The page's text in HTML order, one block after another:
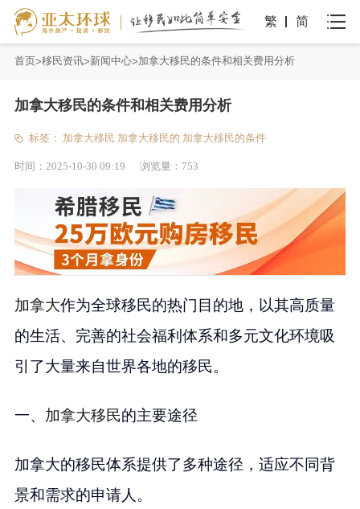
繁 简
首页 移民资讯 新闻中心 加拿大移民的条件和相关费用分析
加拿大移民的条件和相关费用分析
标签： 加拿大移民 加拿大移民的 加拿大移民的条件
时间： 2025-10-30 09:19 浏览量： 753
加拿大作为全球移民的热门目的地，以其高质量
的生活、完善的社会福利体系和多元文化环境吸
引了大量来自世界各地的移民。
一、 加拿大移民的主要途径
加拿大的移民体系提供了多种途径，适应不同背
景和需求的申请人。